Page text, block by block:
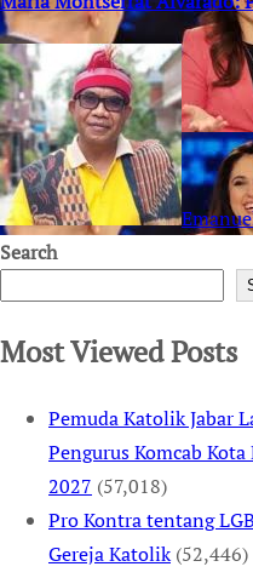
Search
Most Viewed Posts
Pemuda Katolik Jabar
Pengurus Komcab
2027 (57,018)
Pro Kontra tentang
Gereja Katolik (52,446)